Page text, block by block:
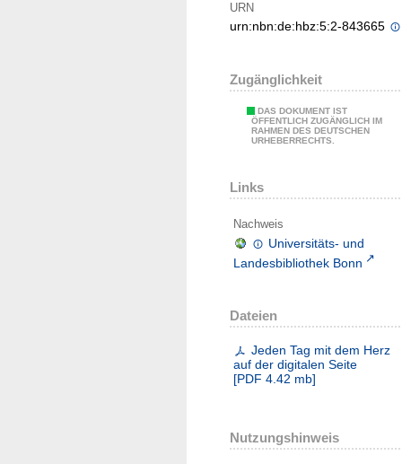
URN
urn:nbn:de:hbz:5:2-843665
Zugänglichkeit
DAS DOKUMENT IST
ÖFFENTLICH ZUGÄNGLICH IM
RAHMEN DES DEUTSCHEN
URHEBERRECHTS.
Links
Nachweis
Universitäts- und
Landesbibliothek Bonn
Dateien
Jeden Tag mit dem Herz
auf der digitalen Seite
[PDF 4.42 mb]
Nutzungshinweis